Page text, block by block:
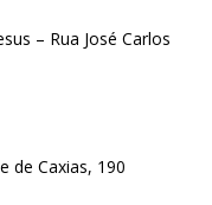
– Rua José Carlos
de Caxias, 190